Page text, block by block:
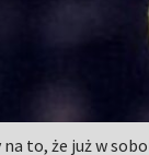
to, że już w